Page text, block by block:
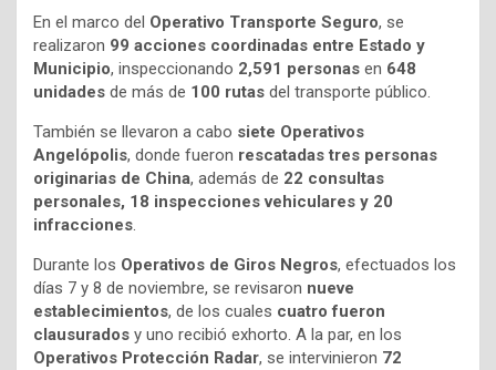
En el marco del Operativo Transporte Seguro, se
realizaron 99 acciones coordinadas entre Estado y
Municipio, inspeccionando 2,591 personas en 648
unidades de más de 100 rutas del transporte público.
También se llevaron a cabo siete Operativos
Angelópolis, donde fueron rescatadas tres personas
originarias de China, además de 22 consultas
personales, 18 inspecciones vehiculares y 20
infracciones.
Durante los Operativos de Giros Negros, efectuados los
días 7 y 8 de noviembre, se revisaron nueve
establecimientos, de los cuales cuatro fueron
clausurados y uno recibió exhorto. A la par, en los
Operativos Protección Radar, se intervinieron 72